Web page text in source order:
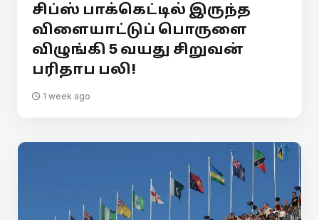
சிப்ஸ் பாக்கெட்டில் இருந்த
விளையாட்டுப் பொருளை
விழுங்கி 5 வயது சிறுவன்
பரிதாப பலி!
1 week ago